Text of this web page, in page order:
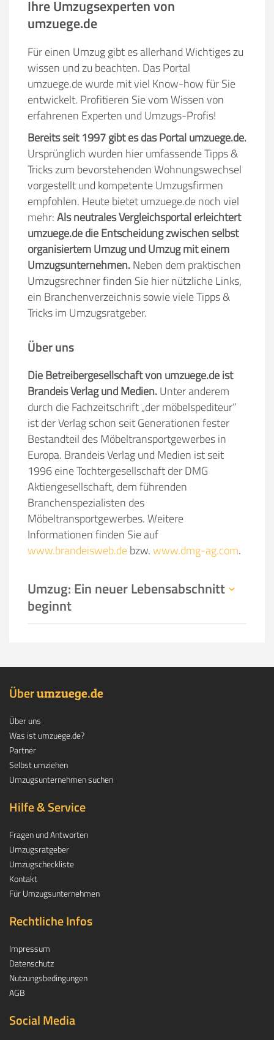
Ihre Umzugsexperten von
umzuege.de
Für einen Umzug gibt es allerhand Wichtiges zu
wissen und zu beachten. Das Portal
umzuege.de wurde mit viel Know-how für Sie
entwickelt. Profitieren Sie vom Wissen von
erfahrenen Experten und Umzugs-Profis!
Bereits seit 1997 gibt es das Portal umzuege.de.
Ursprünglich wurden hier umfassende Tipps &
Tricks zum bevorstehenden Wohnungswechsel
vorgestellt und kompetente Umzugsfirmen
empfohlen. Heute bietet umzuege.de noch viel
mehr:Als neutrales Vergleichsportal erleichtert
umzuege.de die Entscheidung zwischen selbst
organisiertem Umzug und Umzug mit einem
Umzugsunternehmen.Neben dem praktischen
Umzugsrechner finden Sie hier nützliche Links,
ein Branchenverzeichnis sowie viele Tipps &
Tricks im Umzugsratgeber.
Über uns
Die Betreibergesellschaft von umzuege.de ist
Brandeis Verlag und Medien.Unter anderem
durch die Fachzeitschrift „der möbelspediteur“
ist der Verlag schon seit Generationen fester
Bestandteil des Möbeltransportgewerbes in
Europa. Brandeis Verlag und Medien ist seit
1996 eine Tochtergesellschaft der DMG
Aktiengesellschaft, dem führenden
Branchenspezialisten des
Möbeltransportgewerbes. Weitere
Informationen finden Sie auf
www.brandeisweb.debzw.www.dmg-ag.com.
Umzug: Ein neuer Lebensabschnitt
beginnt
Überumzuege.de
Über uns
Was ist umzuege.de?
Partner
Selbst umziehen
Umzugsunternehmen suchen
Hilfe & Service
Fragen und Antworten
Umzugsratgeber
Umzugscheckliste
Kontakt
Für Umzugsunternehmen
Rechtliche Infos
Impressum
Datenschutz
Nutzungsbedingungen
AGB
Social Media